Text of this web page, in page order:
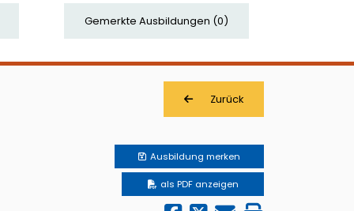
Gemerkte Ausbildungen (0)
Zurück
Ausbildung merken
als PDF anzeigen